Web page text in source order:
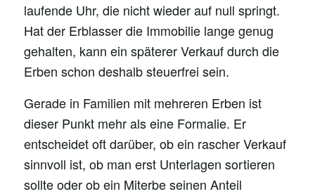
laufende Uhr, die nicht wieder auf null springt.
Hat der Erblasser die Immobilie lange genug
gehalten, kann ein späterer Verkauf durch die
Erben schon deshalb steuerfrei sein.
Gerade in Familien mit mehreren Erben ist
dieser Punkt mehr als eine Formalie. Er
entscheidet oft darüber, ob ein rascher Verkauf
sinnvoll ist, ob man erst Unterlagen sortieren
sollte oder ob ein Miterbe seinen Anteil